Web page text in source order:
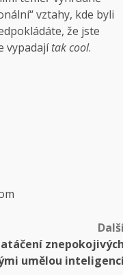
vztahy, kde byli
že jste
vypadajítak cool.
znepokojivých
umělou